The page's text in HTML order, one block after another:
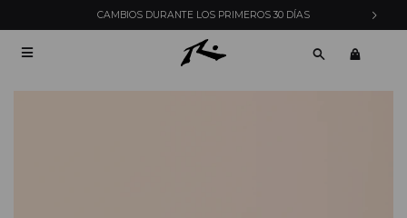
CAMBIOS DURANTE LOS PRIMEROS 30 DÍAS
